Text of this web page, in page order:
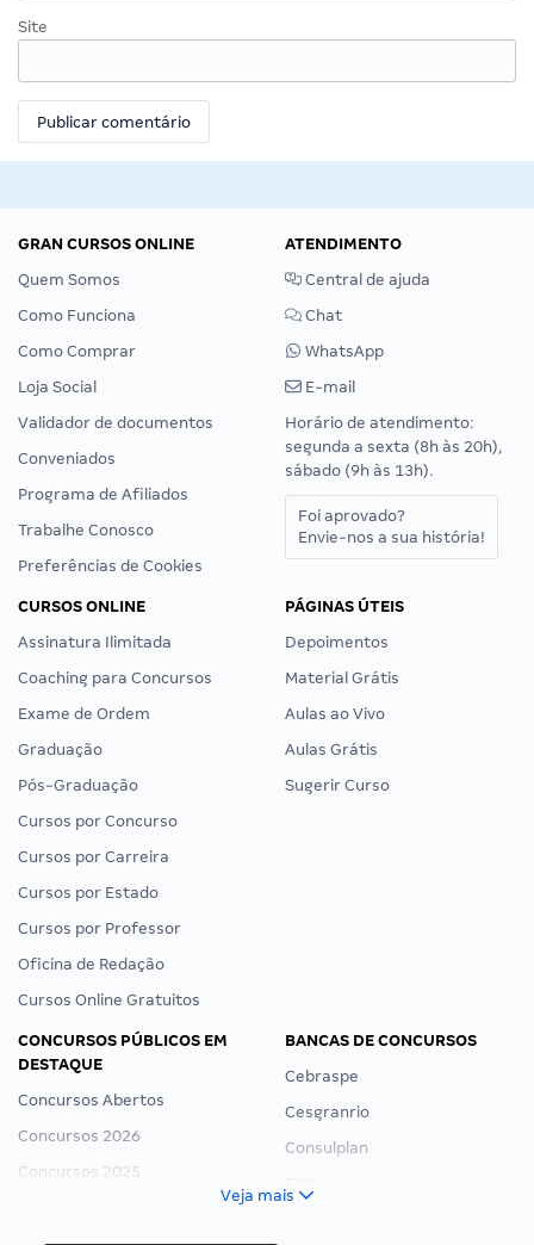
Site
GRAN CURSOS ONLINE
Quem Somos
Como Funciona
Como Comprar
Loja Social
Validador de documentos
Conveniados
Programa de Afiliados
Trabalhe Conosco
Preferências de Cookies
ATENDIMENTO
Central de ajuda
Chat
WhatsApp
E-mail
Horário de atendimento:
segunda a sexta (8h às 20h),
sábado (9h às 13h).
Foi aprovado?
Envie-nos a sua história!
CURSOS ONLINE
Assinatura Ilimitada
Coaching para Concursos
Exame de Ordem
Graduação
Pós-Graduação
Cursos por Concurso
Cursos por Carreira
Cursos por Estado
Cursos por Professor
Oficina de Redação
Cursos Online Gratuitos
PÁGINAS ÚTEIS
Depoimentos
Material Grátis
Aulas ao Vivo
Aulas Grátis
Sugerir Curso
CONCURSOS PÚBLICOS EM
DESTAQUE
Concursos Abertos
Concursos 2026
Concursos 2025
BANCAS DE CONCURSOS
Cebraspe
Cesgranrio
Consulplan
Veja mais